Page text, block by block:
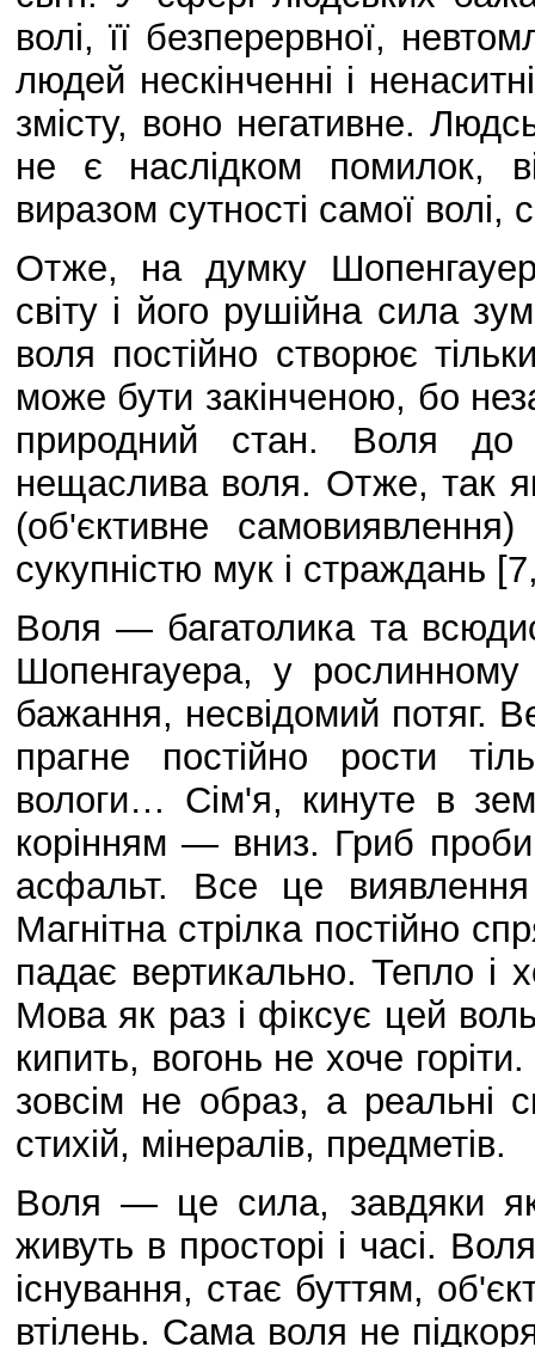
волі, її безперервної,
людей нескінченні і
змісту, воно негативне.
не є наслідком помилок,
виразом сутності самої
Отже, на думку
світу і його рушійна сила
воля постійно створює
може бути закінченою, бо
природний стан. Воля
нещаслива воля. Отже, так
(об'єктивне
сукупністю мук і страждань
Воля — багатолика та
Шопенгауера, у рослинному
бажання, несвідомий потяг.
прагне постійно рости
вологи… Сім'я, кинуте в
корінням — вниз. Гриб
асфальт. Все це
Магнітна стрілка постійно
падає вертикально. Тепло і
Мова як раз і фіксує цей
кипить, вогонь не хоче
зовсім не образ, а реальні
стихій, мінералів, предметів.
Воля — це сила, завдяки
живуть в просторі і часі.
існування, стає буттям,
втілень. Сама воля не